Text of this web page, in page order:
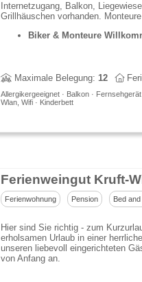
Internetzugang, Balkon,
Grillhäuschen vorhanden.
Biker & Monteure
Maximale Belegung: 12
Allergikergeeignet · Balkon ·
Wlan, Wifi · Kinderbett
Ferienweingut Kruft-
Ferienwohnung Pension Bed
Hier sind Sie richtig - zum
erholsamen Urlaub in einer
unseren liebevoll eingerichteten
von Anfang an.